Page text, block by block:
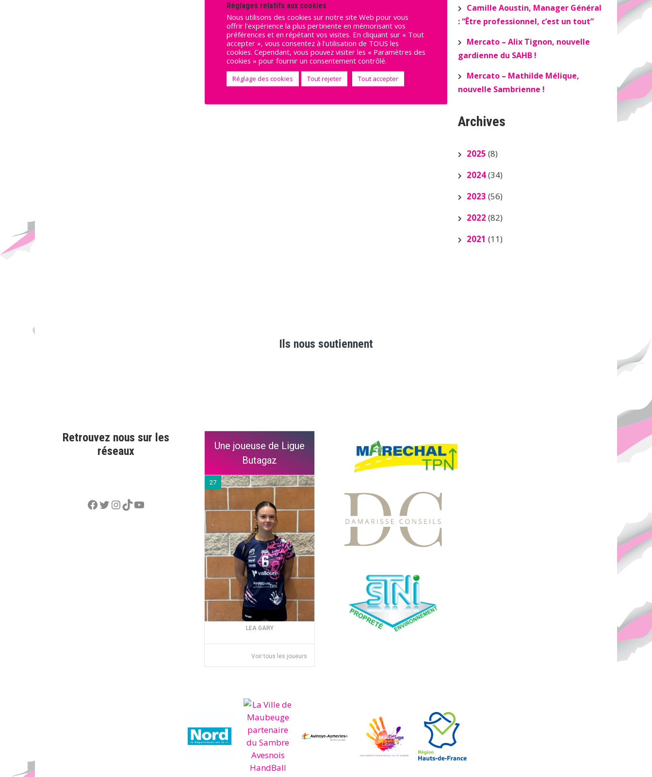
Camille Aoustin, Manager Général
: “Être professionnel, c’est un tout”
Mercato – Alix Tignon, nouvelle
gardienne du SAHB !
Mercato – Mathilde Mélique,
nouvelle Sambrienne !
Archives
2025 (8)
2024(34)
2023 (56)
2022 (82)
2021 (11)
Ils nous soutiennent
Retrouvez nous sur les
réseaux
Facebook
Twitter
Instagram
TikTok
YouTube
Une joueuse de Ligue
Butagaz
27
LEA GARY
Voir tous les joueurs
Réglages relatifs aux cookies
Nous utilisons des cookies sur notre site Web pour vous
offrir l'expérience la plus pertinente en mémorisant vos
préférences et en répétant vos visites. En cliquant sur « Tout
accepter », vous consentez à l'utilisation de TOUS les
cookies. Cependant, vous pouvez visiter les « Paramètres des
cookies » pour fournir un consentement contrôlé.
Réglage des cookies Tout rejeter Tout accepter